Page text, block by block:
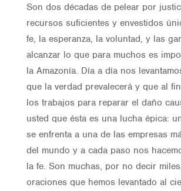
Son dos décadas de pelear por
recursos suficientes y envestidos
fe, la esperanza, la voluntad, y las
alcanzar lo que para muchos es
la Amazonía. Día a día nos
que la verdad prevalecerá y que al
los trabajos para reparar el daño
usted que ésta es una lucha épica:
se enfrenta a una de las empresas
del mundo y a cada paso nos
la fe. Son muchas, por no decir
oraciones que hemos levantado al